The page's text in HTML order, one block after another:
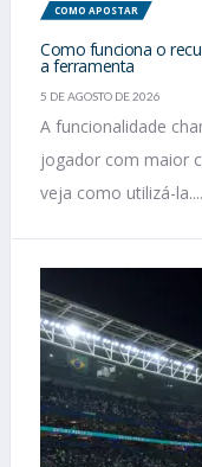
COMO APOSTAR
Como funciona o
a ferramenta
5 DE AGOSTO DE 2026
A funcionalidade
jogador com maior
veja como utilizá-la....